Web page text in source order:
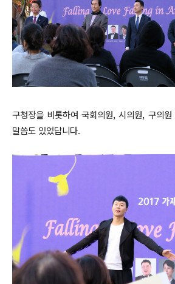
구청장을 비롯하여 국회의원, 시의원, 구의
말씀도 있었답니다.